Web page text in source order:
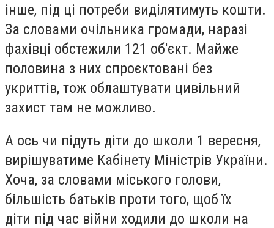
інше, під ці потреби виділятимуть кошти.
За словами очільника громади, наразі
фахівці обстежили 121 об'єкт. Майже
половина з них спроєктовані без
укриттів, тож облаштувати цивільний
захист там не можливо.
А ось чи підуть діти до школи 1 вересня,
вирішуватиме Кабінету Міністрів України.
Хоча, за словами міського голови,
більшість батьків проти того, щоб їх
діти під час війни ходили до школи на